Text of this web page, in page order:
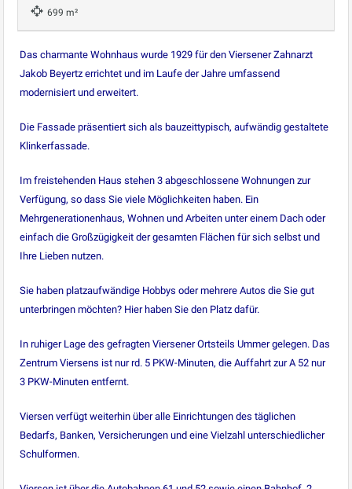
699 m²
Das charmante Wohnhaus wurde 1929 für den Viersener Zahnarzt
Jakob Beyertz errichtet und im Laufe der Jahre umfassend
modernisiert und erweitert.
Die Fassade präsentiert sich als bauzeittypisch, aufwändig gestaltete
Klinkerfassade.
Im freistehenden Haus stehen 3 abgeschlossene Wohnungen zur
Verfügung, so dass Sie viele Möglichkeiten haben. Ein
Mehrgenerationenhaus, Wohnen und Arbeiten unter einem Dach oder
einfach die Großzügigkeit der gesamten Flächen für sich selbst und
Ihre Lieben nutzen.
Sie haben platzaufwändige Hobbys oder mehrere Autos die Sie gut
unterbringen möchten? Hier haben Sie den Platz dafür.
In ruhiger Lage des gefragten Viersener Ortsteils Ummer gelegen. Das
Zentrum Viersens ist nur rd. 5 PKW-Minuten, die Auffahrt zur A 52 nur
3 PKW-Minuten entfernt.
Viersen verfügt weiterhin über alle Einrichtungen des täglichen
Bedarfs, Banken, Versicherungen und eine Vielzahl unterschiedlicher
Schulformen.